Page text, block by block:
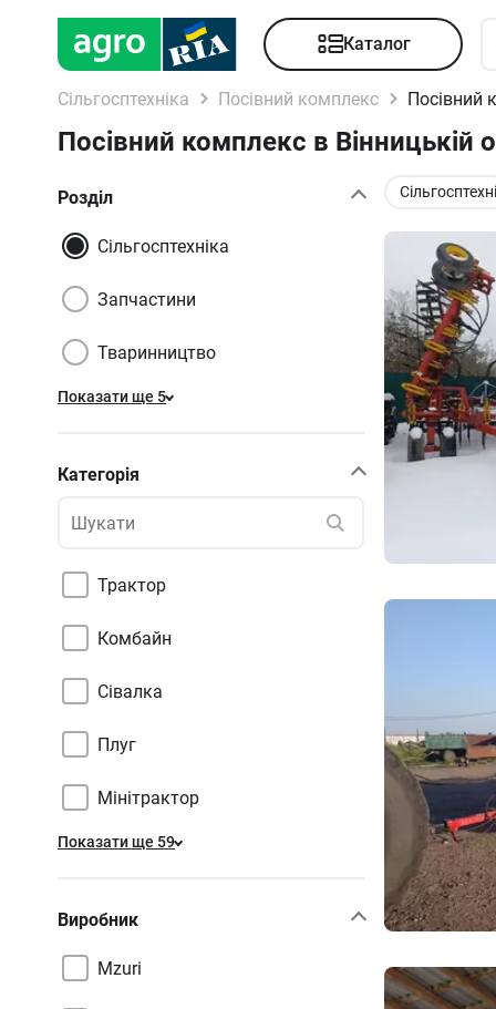
Каталог
Сільгосптехніка Посівний комплекс Посівний
Посівний комплекс в Вінницькій
Розділ
Сільгосптехніка
Запчастини
Тваринництво
Показати ще 5
Категорія
Трактор
Комбайн
Сівалка
Плуг
Мінітрактор
Показати ще 59
Виробник
Mzuri